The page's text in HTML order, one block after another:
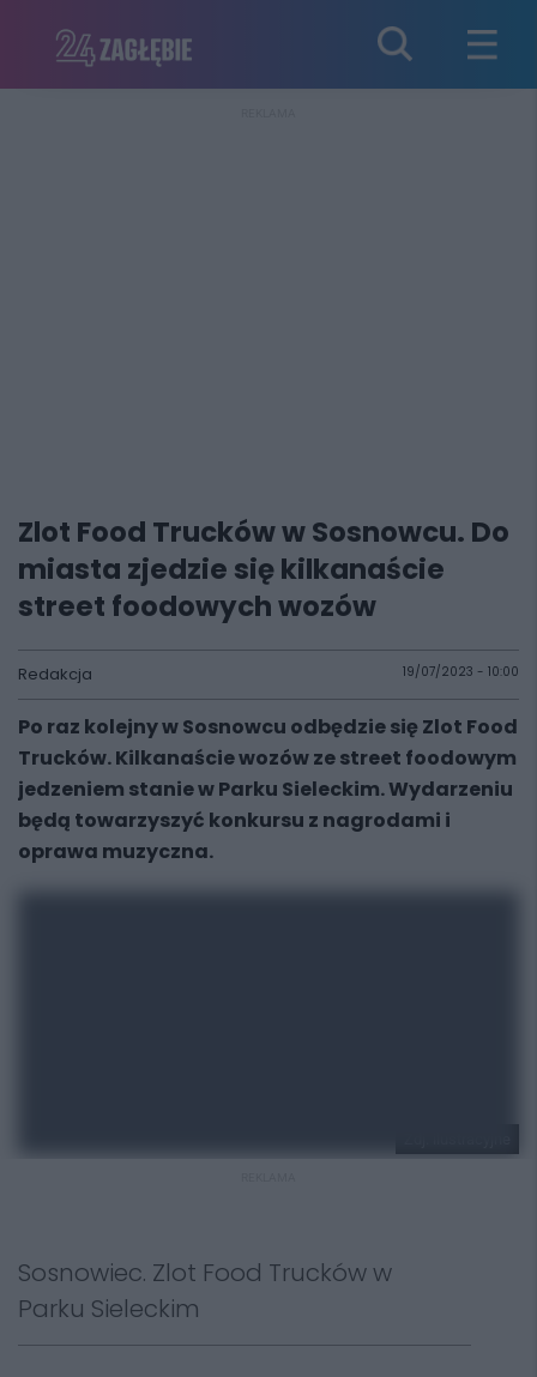
Zlot Food Trucków w Sosnowcu. Do
miasta zjedzie się kilkanaście
street foodowych wozów
Redakcja 19/07/2023 - 10:00
Po raz kolejny w Sosnowcu odbędzie się Zlot Food
Trucków. Kilkanaście wozów ze street foodowym
jedzeniem stanie w Parku Sieleckim. Wydarzeniu
będą towarzyszyć konkursu z nagrodami i
oprawa muzyczna.
Sosnowiec. Zlot Food Trucków w
Parku Sieleckim